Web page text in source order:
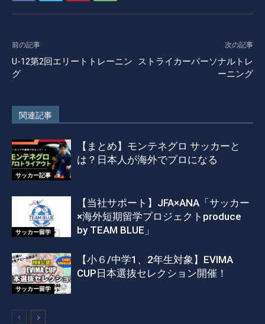
前の記事
U-12第2回エリートトレーニン
グ
次の記事
ストライカーパーソナルトレ
ーニング
関連記事
サッカー記事
【まとめ】モンテネグロ サッカーと
は？日本人が海外でプロになる
サッカー留学
【当社サポート】JFA×ANA「サッカー
×海外短期留学プロジェクトproduce
by TEAM BLUE」
サッカー留学
【小６/中学1、2年生対象】EVIMA
CUP日本選抜セレクション開催！